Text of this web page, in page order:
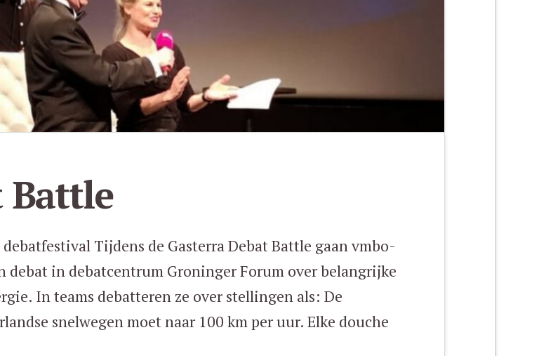
Battle
Tijdens de Gasterra Debat Battle gaan vmbo-
in debatcentrum Groninger Forum over belangrijke
In teams debatteren ze over stellingen als: De
snelwegen moet naar 100 km per uur. Elke douche